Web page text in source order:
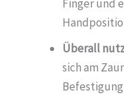
Finger und
Überall
sich am